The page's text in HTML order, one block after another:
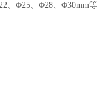
、Φ25、Φ28、Φ30mm